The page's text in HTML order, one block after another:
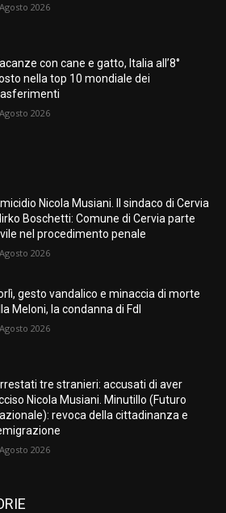
2026
con cane e gatto, Italia all’8°
nella top 10 mondiale dei
2026
Nicola Musiani. Il sindaco di Cervia
Boschetti: Comune di Cervia parte
nel procedimento penale
2026
gesto vandalico e minaccia di morte
Meloni, la condanna di FdI
2026
tre stranieri: accusati di aver
Nicola Musiani. Minutillo (Futuro
revoca della cittadinanza e
2026